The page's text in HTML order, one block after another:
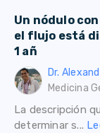
Un nódulo
el flujo está
1 añ
Dr.
Medicina
La descripción
determinar s...